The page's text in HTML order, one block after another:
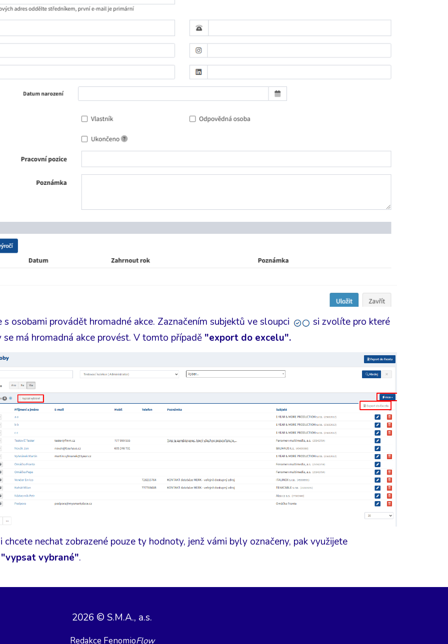
s osobami provádět hromadné akce. Zaznačením subjektů ve sloupci
si zvolíte pro které
se má hromadná akce provést. V tomto případě "export do excelu".
chcete nechat zobrazené pouze ty hodnoty, jenž vámi byly označeny, pak využijete
"vypsat vybrané".
2026 © S.M.A., a.s.
Redakce FenomioFlow